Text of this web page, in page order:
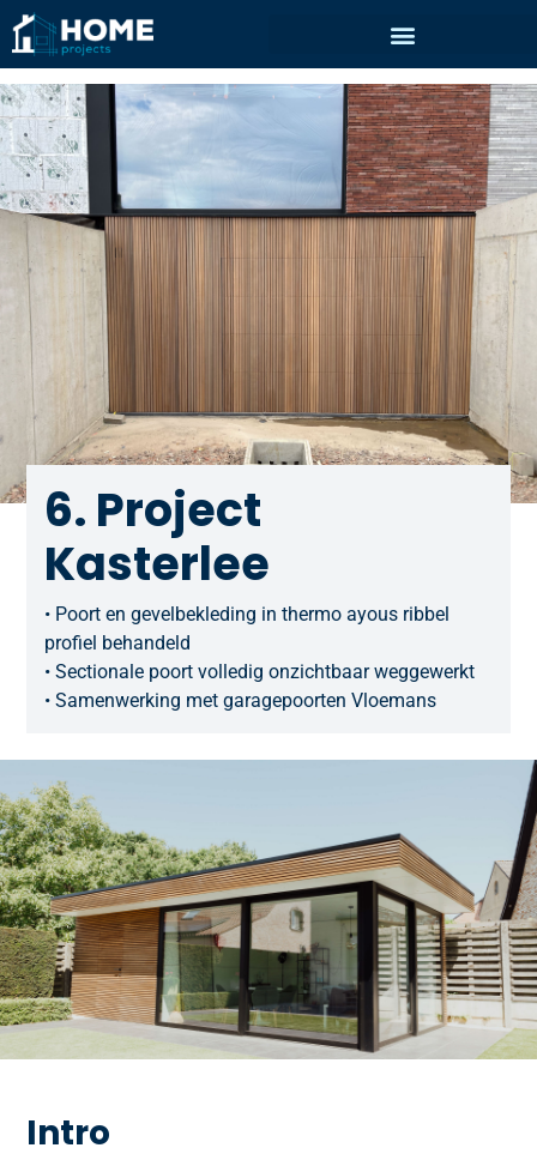
6. Project
Kasterlee
• Poort en gevelbekleding in thermo ayous ribbel
profiel behandeld
• Sectionale poort volledig onzichtbaar weggewerkt
• Samenwerking met garagepoorten Vloemans
Intro